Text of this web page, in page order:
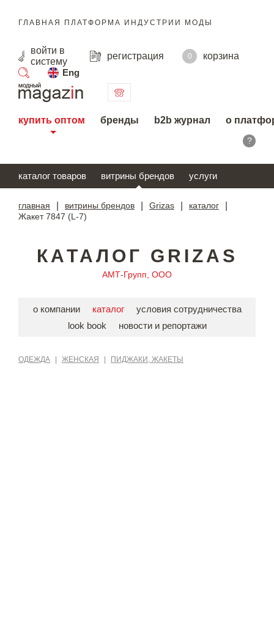
ГЛАВНАЯ ПЛАТФОРМА ИНДУСТРИИ МОДЫ
войти в
систему
регистрация 0
корзина
Eng
поиск
купить оптом бренды b2b журнал о
?
каталог товаров витрины брендов услуги
главная витрины брендов Grizas каталог
Жакет 7847 (L-7)
КАТАЛОГ GRIZAS
АМТ-Групп, ООО
о компании каталог
условия сотрудничества
look book
новости и репортажи
ОДЕЖДА ЖЕНСКАЯ ПИДЖАКИ, ЖАКЕТЫ